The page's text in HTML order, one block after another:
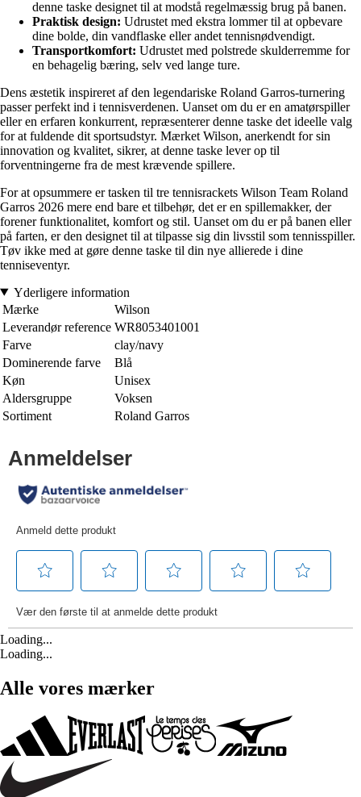
denne taske designet til at modstå regelmæssig brug på banen.
Praktisk design: Udrustet med ekstra lommer til at opbevare
dine bolde, din vandflaske eller andet tennisnødvendigt.
Transportkomfort: Udrustet med polstrede skulderremme for
en behagelig bæring, selv ved lange ture.
Dens æstetik inspireret af den legendariske Roland Garros-turnering
passer perfekt ind i tennisverdenen. Uanset om du er en amatørspiller
eller en erfaren konkurrent, repræsenterer denne taske det ideelle valg
for at fuldende dit sportsudstyr. Mærket Wilson, anerkendt for sin
innovation og kvalitet, sikrer, at denne taske lever op til
forventningerne fra de mest krævende spillere.
For at opsummere er tasken til tre tennisrackets Wilson Team Roland
Garros 2026 mere end bare et tilbehør, det er en spillemakker, der
forener funktionalitet, komfort og stil. Uanset om du er på banen eller
på farten, er den designet til at tilpasse sig din livsstil som tennisspiller.
Tøv ikke med at gøre denne taske til din nye allierede i dine
tenniseventyr.
Yderligere information
Mærke
Wilson
Leverandør reference WR8053401001
Farve
clay/navy
Dominerende farve
Blå
Køn
Unisex
Aldersgruppe
Voksen
Sortiment
Roland Garros
Loading...
Loading...
Alle vores mærker